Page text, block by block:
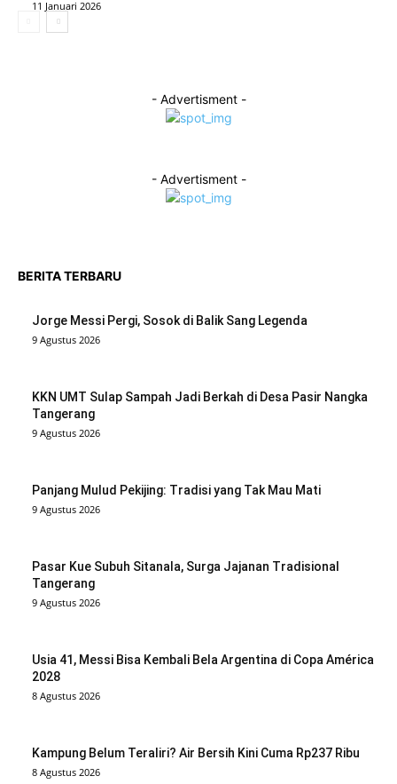
11 Januari 2026
- Advertisment -
- Advertisment -
BERITA TERBARU
Jorge Messi Pergi, Sosok di Balik Sang Legenda
9 Agustus 2026
KKN UMT Sulap Sampah Jadi Berkah di Desa Pasir Nangka
Tangerang
9 Agustus 2026
Panjang Mulud Pekijing: Tradisi yang Tak Mau Mati
9 Agustus 2026
Pasar Kue Subuh Sitanala, Surga Jajanan Tradisional
Tangerang
9 Agustus 2026
Usia 41, Messi Bisa Kembali Bela Argentina di Copa América
2028
8 Agustus 2026
Kampung Belum Teraliri? Air Bersih Kini Cuma Rp237 Ribu
8 Agustus 2026